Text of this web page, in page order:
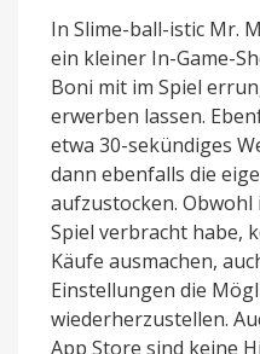
In Slime-ball-istic Mr.
ein kleiner In-Game-
Boni mit im Spiel
erwerben lassen.
etwa 30-sekündiges
dann ebenfalls die
aufzustocken. Obwohl
Spiel verbracht habe,
Käufe ausmachen,
Einstellungen die
wiederherzustellen.
App Store sind keine